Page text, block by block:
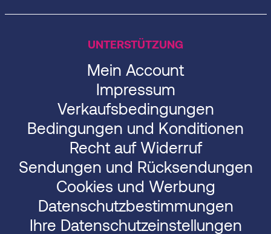
UNTERSTÜTZUNG
Mein Account
Impressum
Verkaufsbedingungen
Bedingungen und Konditionen
Recht auf Widerruf
Sendungen und Rücksendungen
Cookies und Werbung
Datenschutzbestimmungen
Ihre Datenschutzeinstellungen